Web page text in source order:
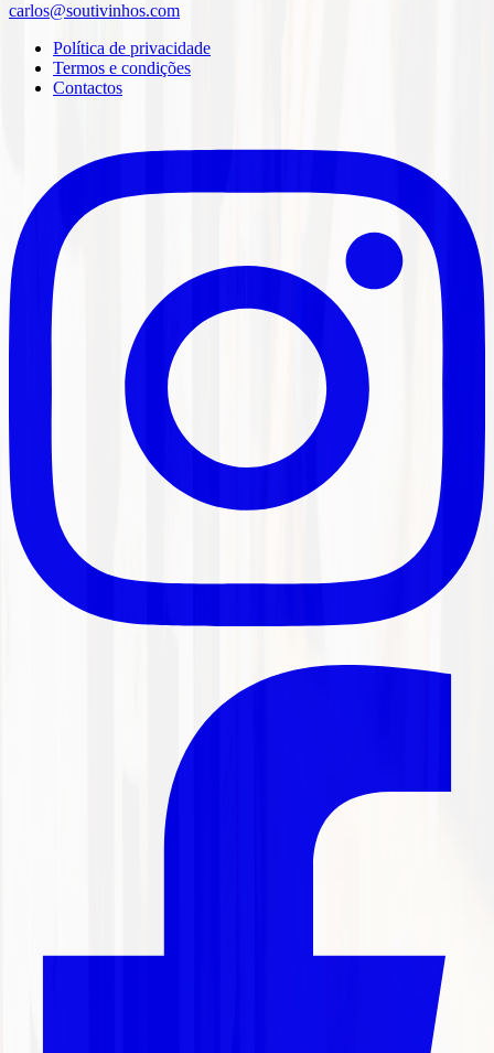
carlos@soutivinhos.com
Política de privacidade
Termos e condições
Contactos